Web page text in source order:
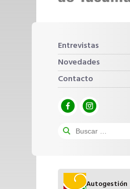
Entrevistas
Novedades
Contacto
Autogestión